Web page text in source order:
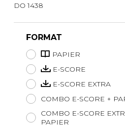
DO 1438
FORMAT
PAPIER
E-SCORE
E-SCORE EXTRA
COMBO E-SCORE +
COMBO E-SCORE
PAPIER